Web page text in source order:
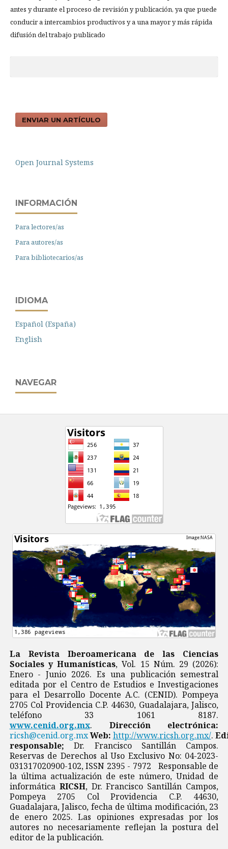
antes y durante el proceso de revisión y publicación, ya que puede
conducir a intercambios productivos y a una mayor y más rápida
difusión del trabajo publicado
ENVIAR UN ARTÍCULO
Open Journal Systems
INFORMACIÓN
Para lectores/as
Para autores/as
Para bibliotecarios/as
IDIOMA
Español (España)
English
NAVEGAR
La Revista Iberoamericana de las Ciencias
Sociales y Humanísticas, Vol. 15 Núm. 29 (2026):
Enero - Junio 2026. Es una publicación semestral
editada por el Centro de Estudios e Investigaciones
para el Desarrollo Docente A.C. (CENID). Pompeya
2705 Col Providencia C.P. 44630, Guadalajara, Jalisco,
teléfono 33 1061 8187.
www.cenid.org.mx. Dirección electrónica:
ricsh@cenid.org.mxWeb: http://www.ricsh.org.mx/.
responsable; Dr. Francisco Santillán Campos.
Reservas de Derechos al Uso Exclusivo No: 04-2023-
031317020900-102, ISSN 2395 - 7972 Responsable de
la última actualización de este número, Unidad de
informática RICSH, Dr. Francisco Santillán Campos,
Pompeya 2705 Col Providencia C.P. 44630,
Guadalajara, Jalisco, fecha de última modificación, 23
de enero 2025. Las opiniones expresadas por los
autores no necesariamente reflejan la postura del
editor de la publicación.